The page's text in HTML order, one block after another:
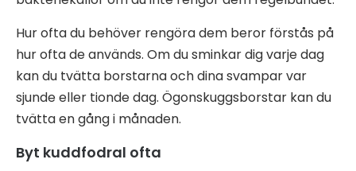
Hur ofta du behöver rengöra dem beror förstås på
hur ofta de används. Om du sminkar dig varje dag
kan du tvätta borstarna och dina svampar var
sjunde eller tionde dag. Ögonskuggsborstar kan du
tvätta en gång i månaden.
Byt kuddfodral ofta